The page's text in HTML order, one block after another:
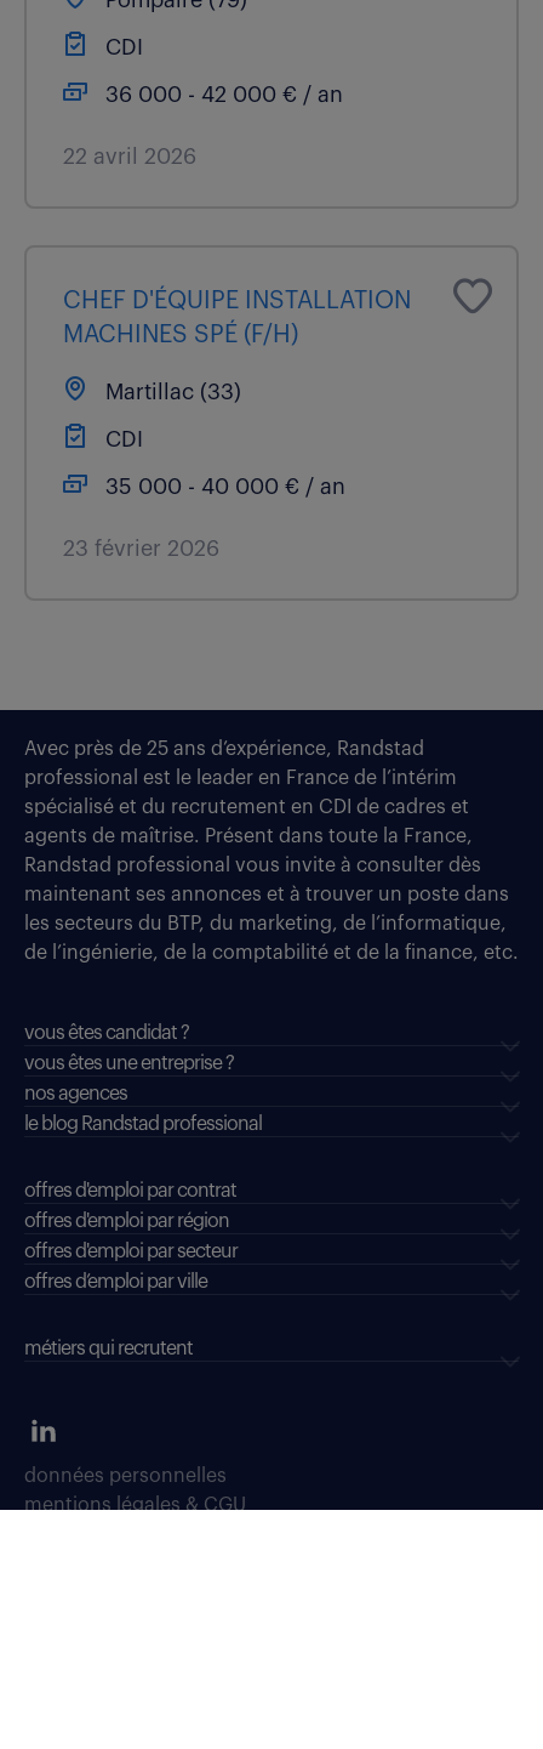
CDI
36 000 - 42 000 € / an
22 avril 2026
CHEF D'ÉQUIPE INSTALLATION
MACHINES SPÉ (F/H)
Martillac (33)
CDI
35 000 - 40 000 € / an
23 février 2026
Avec près de 25 ans d’expérience, Randstad
professional est le leader en France de l’intérim
spécialisé et du recrutement en CDI de cadres et
agents de maîtrise. Présent dans toute la France,
Randstad professional vous invite à consulter dès
maintenant ses annonces et à trouver un poste dans
les secteurs du BTP, du marketing, de l’informatique,
de l’ingénierie, de la comptabilité et de la finance, etc.
vous êtes candidat ?
vous êtes une entreprise ?
nos agences
le blog Randstad professional
offres d'emploi par contrat
offres d'emploi par région
offres d'emploi par secteur
offres d’emploi par ville
métiers qui recrutent
données personnelles
mentions légales & CGU